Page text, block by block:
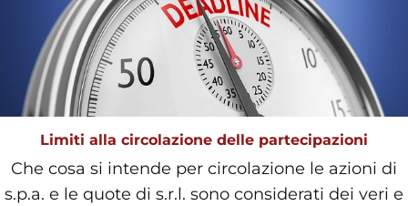
Limiti alla circolazione delle partecipazioni
Che cosa si intende per circolazione le azioni di
s.p.a. e le quote di s.r.l. sono considerati dei veri e